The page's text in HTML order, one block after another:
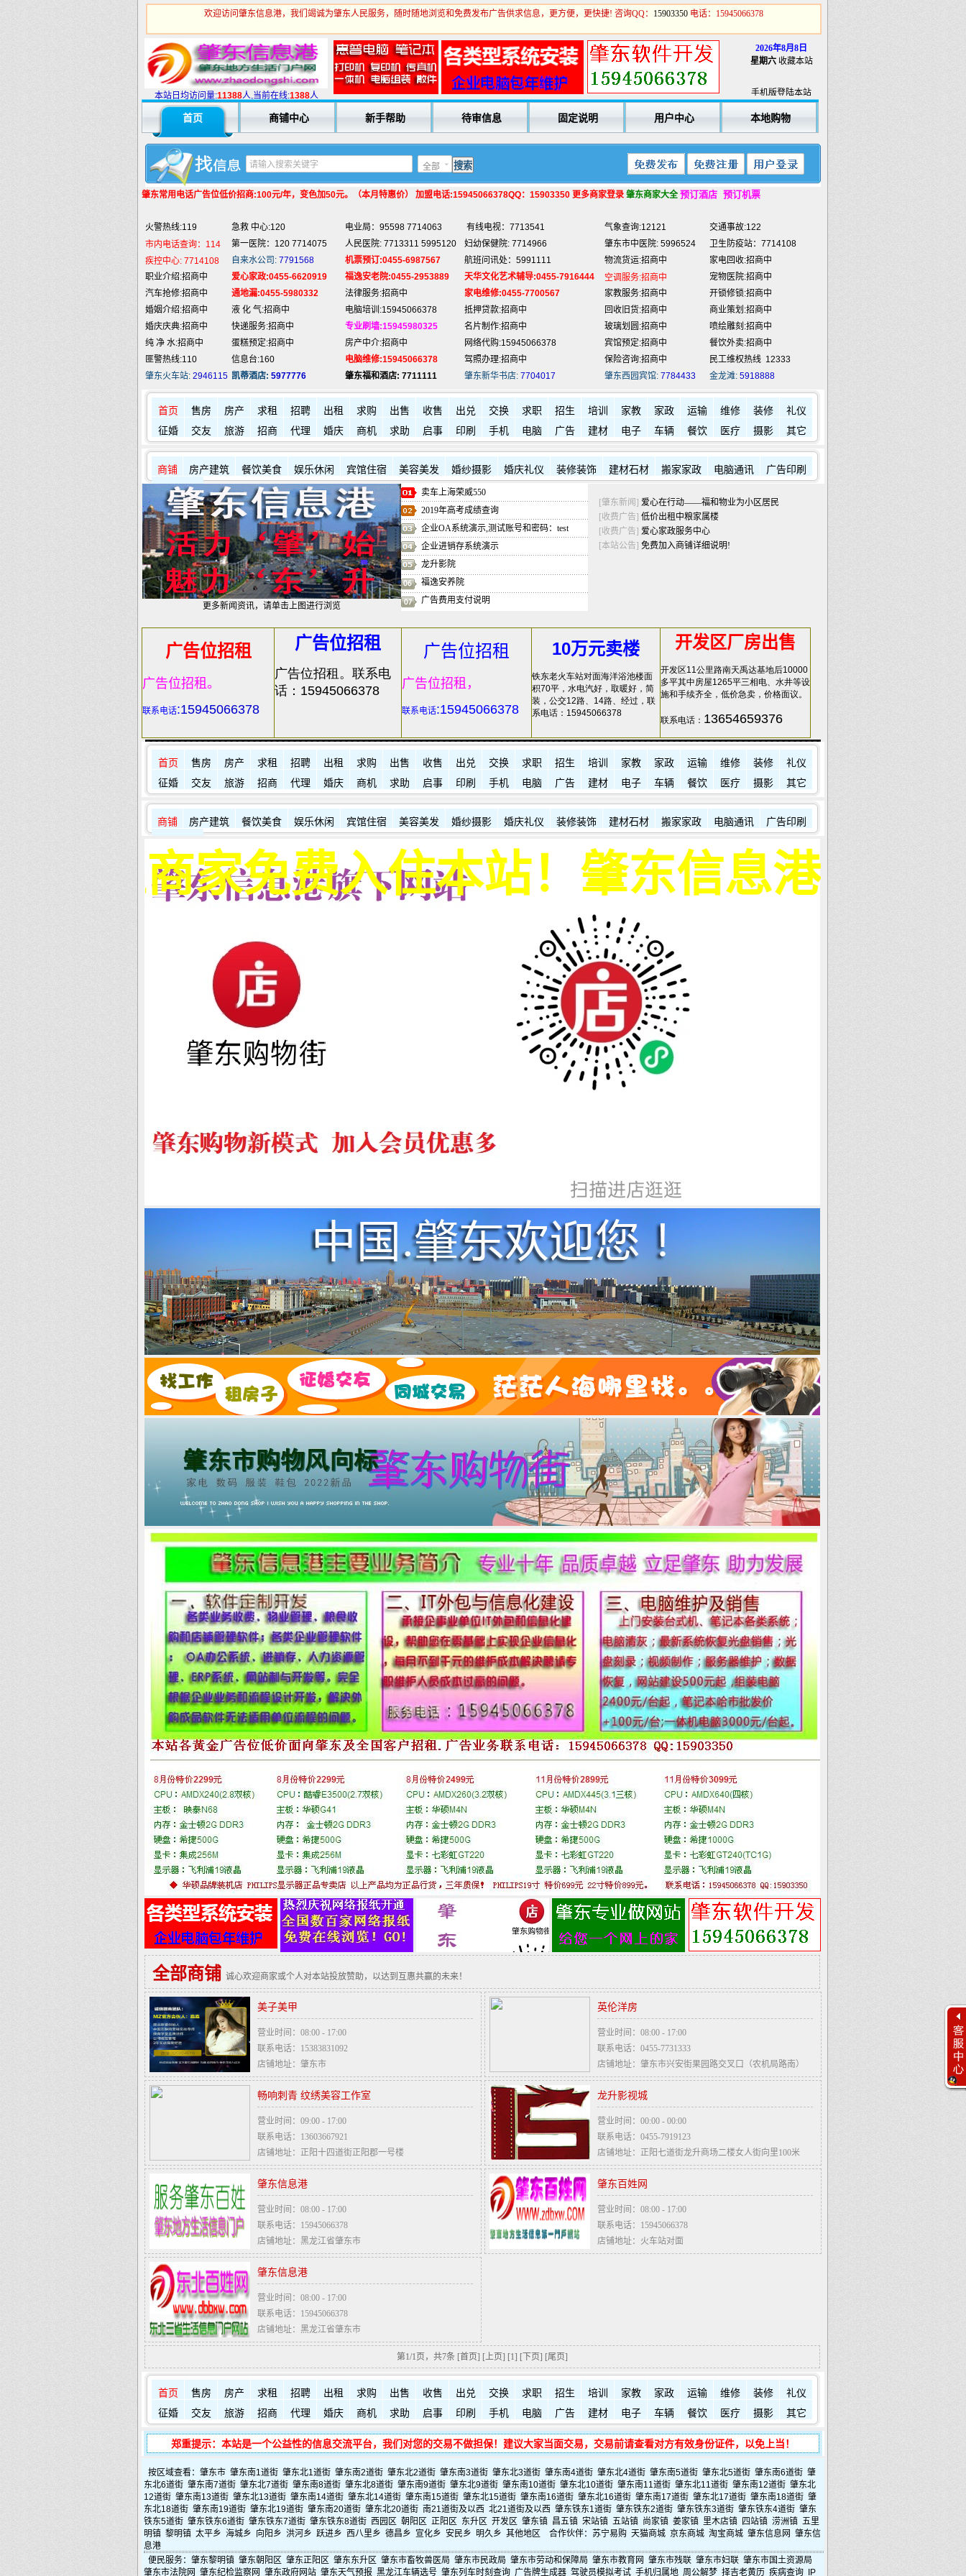
欢迎访问肇东信息港，我们竭诚为肇东人民服务，随时随地浏览和免费发布广告供求信息，更方便，更快捷! 咨询QQ： 15903350 电话：15945066378
本站日均访问量:11388人,当前在线:1388人
2026年8月8日
星期六 收藏本站
手机版登陆本站
首页 商铺中心 新手帮助 待审信息 固定说明 用户中心 本地购物
全部
肇东常用电话广告位低价招商:100元/年，变色加50元。（本月特惠价） 加盟电话:15945066378QQ：15903350 更多商家登录 肇东商家大全 预订酒店 预订机票
火警热线:119 急救 中心:120 电业局：95598 7714063 有线电视：7713541 气象查询:12121
交通事故:122
市内电话查询：114
第一医院：120 7714075 人民医院: 7713311 5995120 妇幼保健院: 7714966 肇东市中医院: 5996524
疾控中心:7714108 自来水公司:7791568 航班问讯处：5991111 物流货运:招商中
家电回收:招商中
职业介绍:招商中
汽车抢修:招商中
通地漏:0455-5980332 法律服务:招商中 家电维修:0455-7700567 家教服务:招商中
开锁修锁:招商中
婚庆庆典:招商中
快递服务:招商中 专业刷墙:15945980325 名片制作:招商中 玻璃划圆:招商中
喷绘雕刻:招商中
纯 净 水:招商中
蛋糕预定:招商中 房产中介:招商中 网络代购:15945066378 宾馆预定:招商中
餐饮外卖:招商中
匪警热线:110
信息台:160 电脑维修:15945066378 驾照办理:招商中 保险咨询:招商中 民工维权热线
火警热线:119
急救 中心:120 电业局：95598 7714063 有线电视：7713541 气象查询:12121
交通事故:122
市内电话查询：114
第一医院：120 7714075 人民医院: 7713311 5995120 妇幼保健院: 7714966 肇东市中医院: 5996524
卫生防疫站：7714108
疾控中心: 7714108 自来水公司: 7791568 机票预订:0455-6987567 航班问讯处：5991111 物流货运:招商中
家电回收:招商中
职业介绍:招商中
爱心家政:0455-6620919 福逸安老院:0455-2953889 天华文化艺术辅导:0455-7916444 空调服务:招商中
宠物医院:招商中
汽车抢修:招商中
通地漏:0455-5980332 法律服务:招商中 家电维修:0455-7700567 家教服务:招商中
开锁修锁:招商中
婚姻介绍:招商中
液 化 气:招商中 电脑培训:15945066378 抵押贷款:招商中 回收旧货:招商中
商业策划:招商中
婚庆庆典:招商中
快递服务:招商中 专业刷墙:15945980325 名片制作:招商中 玻璃划圆:招商中
喷绘雕刻:招商中
纯 净 水:招商中
蛋糕预定:招商中 房产中介:招商中 网络代购:15945066378 宾馆预定:招商中
餐饮外卖:招商中
匪警热线:110
信息台:160 电脑维修:15945066378 驾照办理:招商中 保险咨询:招商中 民工维权热线 12333
肇东火车站: 2946115 凯蒂酒店: 5977776 肇东福和酒店: 7711111 肇东新华书店: 7704017 肇东西园宾馆: 7784433 金龙滩: 5918888
首页 售房 房产 求租 招聘 出租 求购 出售 收售 出兑 交换 求职 招生 培训 家教 家政 运输 维修 装修
礼仪
征婚
交友 旅游 招商 代理 婚庆 商机 求助 启事 印刷 手机 电脑 广告 建材 电子 车辆 餐饮 医疗 摄影 其它
商铺 房产建筑 餐饮美食 娱乐休闲 宾馆住宿 美容美发 婚纱摄影 婚庆礼仪 装修装饰 建材石材 搬家家政 电脑通讯
广告印刷
其它店铺
更多新闻资讯，请单击上图进行浏览
卖车上海荣威550
2019年高考成绩查询
企业OA系统演示,测试账号和密码：test
企业进销存系统演示
龙升影院
福逸安养院
广告费用支付说明
[肇东新闻] 爱心在行动——福和物业为小区居民发放蔬菜包
[收费广告] 低价出租中粮家属楼
[收费广告] 爱心家政服务中心
[本站公告] 免费加入商铺详细说明!
广告位招租
广告位招租。
联系电话:15945066378
广告位招租
广告位招租。联系电
话：15945066378
广告位招租
广告位招租，
联系电话:15945066378
10万元卖楼
铁东老火车站对面海洋浴池楼面
积70平，水电汽好，取暖好，简
装，公交12路、14路、经过，联
系电话：15945066378
开发区厂房出售
开发区11公里路南天禹达基地后10000
多平其中房屋1265平三相电、水井等设
施和手续齐全，低价急卖，价格面议。
联系电话： 13654659376
首页 售房 房产 求租 招聘 出租 求购 出售 收售 出兑 交换 求职 招生 培训 家教 家政 运输 维修 装修
礼仪
征婚
交友 旅游 招商 代理 婚庆 商机 求助 启事 印刷 手机 电脑 广告 建材 电子 车辆 餐饮 医疗 摄影 其它
商铺 房产建筑 餐饮美食 娱乐休闲 宾馆住宿 美容美发 婚纱摄影 婚庆礼仪 装修装饰 建材石材 搬家家政 电脑通讯
广告印刷
商家免费入住本站！肇东信息港诚招分地
全部商铺 诚心欢迎商家或个人对本站投放赞助，以达到互惠共赢的未来！
美子美甲
营业时间：08:00 - 17:00
联系电话：15383831092
店铺地址：肇东市
英伦洋房
营业时间：08:00 - 17:00
联系电话：0455-7731333
店铺地址：肇东市兴安街果园路交叉口（农机局路南）
畅响刺青 纹绣美容工作室
营业时间：09:00 - 17:00
联系电话：13603667921
店铺地址：正阳十四道街正阳郡一号楼
龙升影视城
营业时间：00:00 - 00:00
联系电话：0455-7919123
店铺地址：正阳七道街龙升商场二楼女人街向里100米
肇东信息港
营业时间：08:00 - 17:00
联系电话：15945066378
店铺地址：黑龙江省肇东市
肇东百姓网
营业时间：08:00 - 17:00
联系电话：15945066378
店铺地址：火车站对面
肇东信息港
营业时间：08:00 - 17:00
联系电话：15945066378
店铺地址：黑龙江省肇东市
第1/1页，共7条 [首页] [上页] [1] [下页] [尾页]
首页 售房 房产 求租 招聘 出租 求购 出售 收售 出兑 交换 求职 招生 培训 家教 家政 运输 维修 装修
礼仪
征婚
交友 旅游 招商 代理 婚庆 商机 求助 启事 印刷 手机 电脑 广告 建材 电子 车辆 餐饮 医疗 摄影 其它
郑重提示：本站是一个公益性的信息交流平台，我们对您的交易不做担保！建议大家当面交易，交易前请查看对方有效身份证件，以免上当！
按区域查看： 肇东市 肇东南1道街 肇东北1道街 肇东南2道街 肇东北2道街 肇东南3道街 肇东北3道街 肇东南4道街 肇东北4道街 肇东南5道街 肇东北5道街 肇东南6道街 肇
东北6道街 肇东南7道街 肇东北7道街 肇东南8道街 肇东北8道街 肇东南9道街 肇东北9道街 肇东南10道街 肇东北10道街 肇东南11道街 肇东北11道街 肇东南12道街 肇东北
12道街 肇东南13道街 肇东北13道街 肇东南14道街 肇东北14道街 肇东南15道街 肇东北15道街 肇东南16道街 肇东北16道街 肇东南17道街 肇东北17道街 肇东南18道街 肇
东北18道街 肇东南19道街 肇东北19道街 肇东南20道街 肇东北20道街 南21道街及以西 北21道街及以西 肇东铁东1道街 肇东铁东2道街 肇东铁东3道街 肇东铁东4道街 肇东
铁东5道街 肇东铁东6道街 肇东铁东7道街 肇东铁东8道街 西园区 朝阳区 正阳区 东升区 开发区 肇东镇 昌五镇 宋站镇 五站镇 尚家镇 姜家镇 里木店镇 四站镇 涝洲镇 五里
明镇 黎明镇 太平乡 海城乡 向阳乡 洪河乡 跃进乡 西八里乡 德昌乡 宣化乡 安民乡 明久乡 其他地区 合作伙伴： 苏宁易购 天猫商城 京东商城 淘宝商城 肇东信息网 肇东信
息港
便民服务： 肇东黎明镇 肇东朝阳区 肇东正阳区 肇东东升区 肇东市畜牧兽医局 肇东市民政局 肇东市劳动和保障局 肇东市教育网 肇东市残联 肇东市妇联 肇东市国土资源局
肇东市法院网 肇东纪检监察网 肇东政府网站 肇东天气预报 黑龙江车辆选号 肇东列车时刻查询 广告牌生成器 驾驶员模拟考试 手机归属地 周公解梦 择吉老黄历 疾病查询 IP